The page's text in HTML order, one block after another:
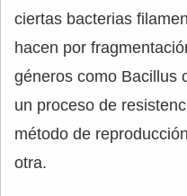
ciertas bacterias
hacen por
géneros como Bacillus
un proceso de
método de
otra.